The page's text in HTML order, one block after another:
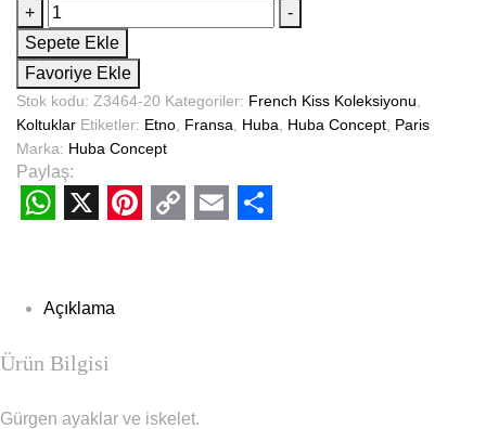
+
-
Sepete Ekle
Favoriye Ekle
Stok kodu: Z3464-20 Kategoriler: French Kiss Koleksiyonu
Koltuklar Etiketler: Etno Fransa Huba Huba Concept Paris
Marka: Huba Concept
Paylaş:
Açıklama
Ürün Bilgisi
Gürgen ayaklar ve iskelet.